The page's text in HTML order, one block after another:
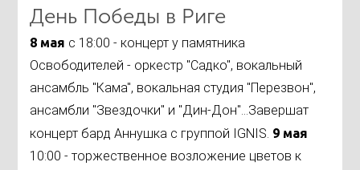
День Победы в Риге
8 мая с 18:00 - концерт у памятника
Освободителей - оркестр "Садко", вокальный
ансамбль "Кама", вокальная студия "Перезвон",
ансамбли "Звездочки" и "Дин-Дон"...Завершат
концерт бард Аннушка с группой IGNIS. 9 мая
10:00 - торжественное возложение цветов к